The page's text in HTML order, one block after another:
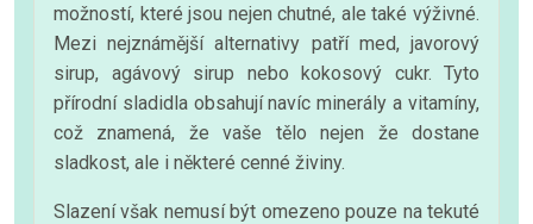
možností, které jsou nejen chutné, ale také výživné.
Mezi nejznámější alternativy patří med, javorový
sirup, agávový sirup nebo kokosový cukr. Tyto
přírodní sladidla obsahují navíc minerály a vitamíny,
což znamená, že vaše tělo nejen že dostane
sladkost, ale i některé cenné živiny.
Slazení však nemusí být omezeno pouze na tekuté